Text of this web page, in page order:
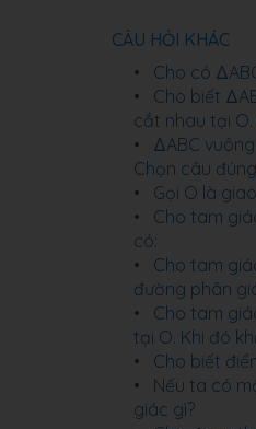
CÂU HỎI KHÁC
Cho có
Cho biết
cắt nhau tại
ΔABC
Chọn câu đúng
Gọi O là
Cho tam
có:
Cho tam
đường phân
Cho tam
tại O. Khi đó
Cho biết
Nếu ta có
giác gì?